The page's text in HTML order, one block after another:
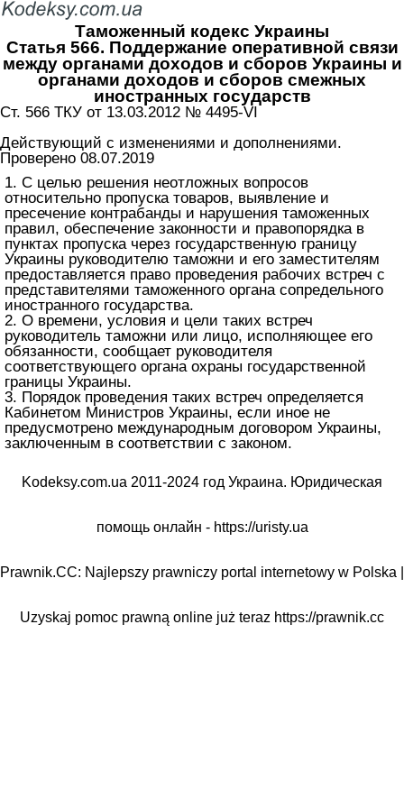
Таможенный кодекс Украины
Статья 566. Поддержание оперативной связи
между органами доходов и сборов Украины и
органами доходов и сборов смежных
иностранных государств
Ст. 566 ТКУ от 13.03.2012 № 4495-VI
Действующий с изменениями и дополнениями.
Проверено 08.07.2019
1. С целью решения неотложных вопросов
относительно пропуска товаров, выявление и
пресечение контрабанды и нарушения таможенных
правил, обеспечение законности и правопорядка в
пунктах пропуска через государственную границу
Украины руководителю таможни и его заместителям
предоставляется право проведения рабочих встреч с
представителями таможенного органа сопредельного
иностранного государства.
2. О времени, условия и цели таких встреч
руководитель таможни или лицо, исполняющее его
обязанности, сообщает руководителя
соответствующего органа охраны государственной
границы Украины.
3. Порядок проведения таких встреч определяется
Кабинетом Министров Украины, если иное не
предусмотрено международным договором Украины,
заключенным в соответствии с законом.
Kodeksy.com.ua 2011-2024 год Украина. Юридическая
помощь онлайн - https://uristy.ua
Prawnik.CC: Najlepszy prawniczy portal internetowy w Polska |
Uzyskaj pomoc prawną online już teraz https://prawnik.cc